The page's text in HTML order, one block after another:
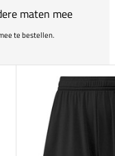
maten mee
te bestellen.